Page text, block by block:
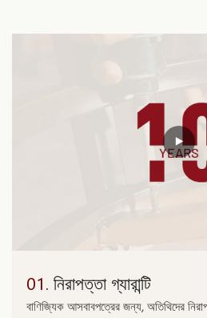
01. নিরাপত্তা গ্যারান্টি
বাণিজ্যিক আসবাবপত্রের জন্য, অতিথিদের